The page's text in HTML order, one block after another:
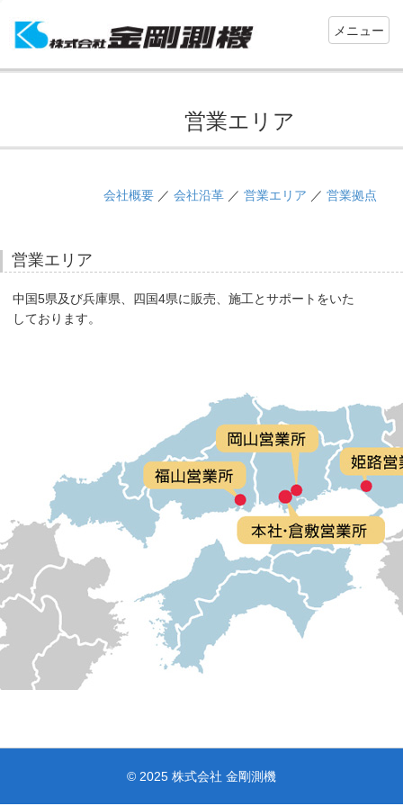
Toggle
メニュー
営業エリア
会社概要／ 会社沿革／ 営業エリア ／ 営業拠点
営業エリア
中国5県及び兵庫県、四国4県に販売、施工とサポートをいた
しております。
© 2025 株式会社 金剛測機